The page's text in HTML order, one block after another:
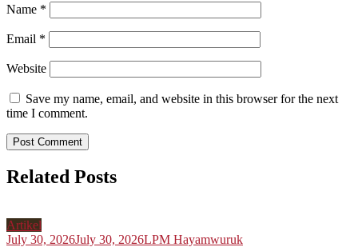
Name *
Email *
Website
Save my name, email, and website in this browser for the next
time I comment.
Related Posts
Artikel
July 30, 2026July 30, 2026LPM Hayamwuruk